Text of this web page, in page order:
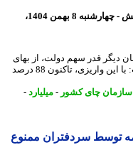
6 ماه پیش - چهارشنبه 8 بهمن 1404،
20 میلیارد تومان دیگر قدر سهم دولت، از بهای
برگ سبز چای به حساب چایکاران خبر داد و گفت: با این واریزی، تاکنون 88 درصد
چای کشور-میلیارد-
سردفتران ممنوع